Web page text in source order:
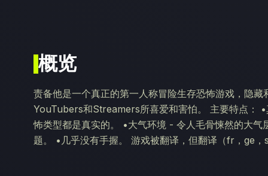
概览
责备他是一个真正的第一人称冒险生存恐怖游戏，隐
YouTubers和Streamers所喜爱和害怕。 主要特点：
怖类型都是真实的。 •大气环境 - 令人毛骨悚然的大
题。 •几乎没有手握。 游戏被翻译，但翻译（fr，ge